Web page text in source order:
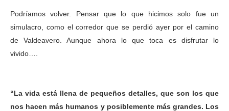
Podríamos volver. Pensar que lo que hicimos solo fue un
simulacro, como el corredor que se perdió ayer por el camino
de Valdeavero. Aunque ahora lo que toca es disfrutar lo
vivido….
“La vida está llena de pequeños detalles, que son los que
nos hacen más humanos y posiblemente más grandes. Los